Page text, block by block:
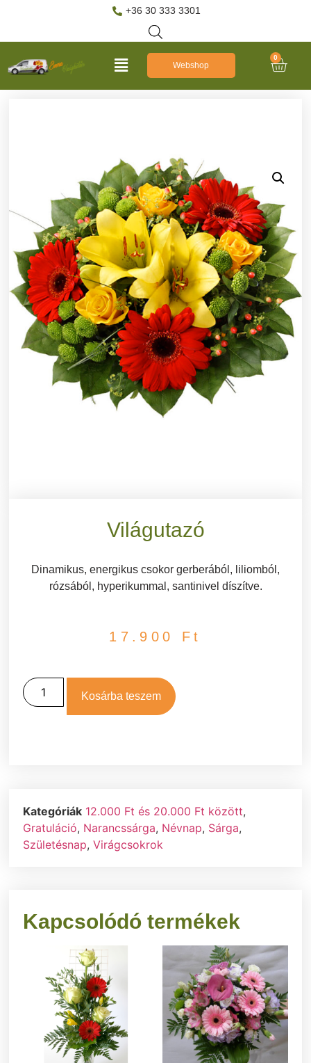
+36 30 333 3301
Webshop
0
Világutazó
Dinamikus, energikus csokor gerberából, liliomból,
rózsából, hyperikummal, santinivel díszítve.
17.900 Ft
Kosárba teszem
Kategóriák 12.000 Ft és 20.000 Ft között,
Gratuláció, Narancssárga, Névnap, Sárga,
Születésnap,Virágcsokrok
Kapcsolódó termékek